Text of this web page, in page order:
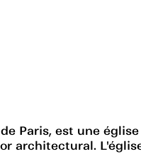
Paris, est une
architectural.